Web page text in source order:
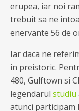
erupea, iar noi
trebuit sa ne
enervante 56 de
Iar daca ne
in preistoric.
480, Gulftown si
legendarul studiu
atunci participam